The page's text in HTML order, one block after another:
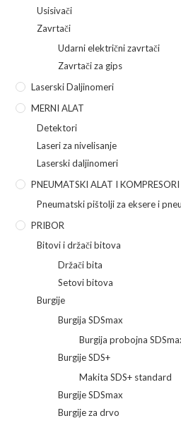
Usisivači
Zavrtači
Udarni električni zavrtači
Zavrtači za gips
Laserski Daljinomeri
MERNI ALAT
Detektori
Laseri za nivelisanje
Laserski daljinomeri
PNEUMATSKI ALAT I KOMPRESORI
Pneumatski pištolji za eksere i
PRIBOR
Bitovi i držači bitova
Držači bita
Setovi bitova
Burgije
Burgija SDSmax
Burgija probojna
Burgije SDS+
Makita SDS+ standard
Burgije SDSmax
Burgije za drvo